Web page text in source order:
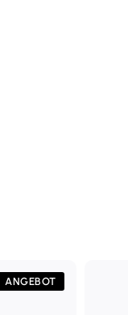
ANGEBOT